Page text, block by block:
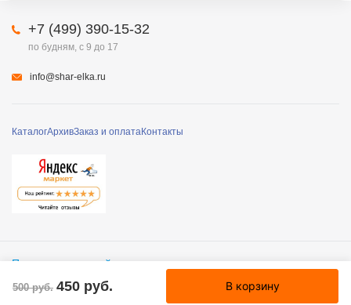
500 руб. 450 руб. В корзину
КаталогАрхивЗаказ и оплатаКонтакты
+7 (499) 390-15-32
по будням, с 9 до 17
info@shar-elka.ru
Полная версия сайта
© 2010 – 2026 «Шар-Ёлка», Все права защищены